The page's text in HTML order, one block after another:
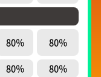
80％
80％
80％
80％